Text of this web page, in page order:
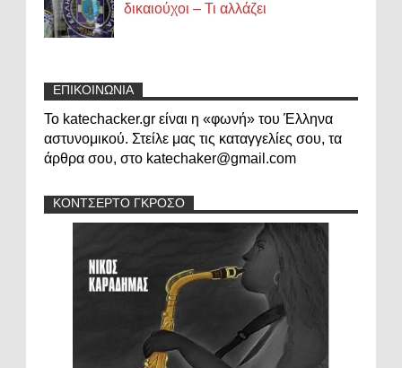
δικαιούχοι – Τι αλλάζει
ΕΠΙΚΟΙΝΩΝΙΑ
Το katechacker.gr είναι η «φωνή» του Έλληνα
αστυνομικού. Στείλε μας τις καταγγελίες σου, τα
άρθρα σου, στο katechaker@gmail.com
ΚΟΝΤΣΕΡΤΟ ΓΚΡΟΣΟ